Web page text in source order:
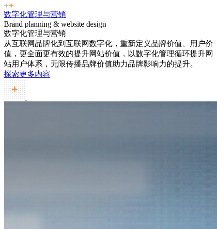
数字化管理与营销
Brand planning & website design
数字化管理与营销
从互联网品牌化到互联网数字化，重新定义品牌价值、用户价
值，更全面更有效的提升网站价值，以数字化管理循环提升网
站用户体系，无限传播品牌价值助力品牌影响力的提升。
探索更多内容